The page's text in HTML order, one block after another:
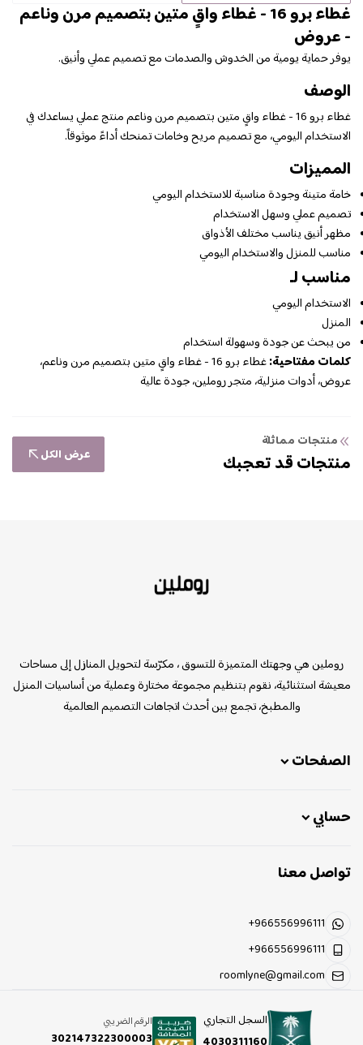
غطاء برو 16 - غطاء واقٍ متين بتصميم مرن وناعم
- عروض
يوفر حماية يومية من الخدوش والصدمات مع تصميم عملي وأنيق.
الوصف
غطاء برو 16 - غطاء واقٍ متين بتصميم مرن وناعم منتج عملي يساعدك في
الاستخدام اليومي، مع تصميم مريح وخامات تمنحك أداءً موثوقاً.
المميزات
خامة متينة وجودة مناسبة للاستخدام اليومي
تصميم عملي وسهل الاستخدام
مظهر أنيق يناسب مختلف الأذواق
مناسب للمنزل والاستخدام اليومي
مناسب لـ
الاستخدام اليومي
المنزل
من يبحث عن جودة وسهولة استخدام
كلمات مفتاحية:
غطاء برو 16 - غطاء واقٍ متين بتصميم مرن وناعم،
عروض، أدوات منزلية، متجر روملين، جودة عالية
منتجات مماثلة
منتجات قد تعجبك عرض الكل
روملين هي وجهتك المتميزة للتسوق ، مكرّسة لتحويل المنازل إلى مساحات
معيشة استثنائية، نقوم بتنظيم مجموعة مختارة وعملية من أساسيات المنزل
والمطبخ، تجمع بين أحدث اتجاهات التصميم العالمية
الصفحات
حسابي
تواصل معنا
+966556996111
+966556996111
roomlyne@gmail.com
السجل التجاري
الرقم الضريبي
302147322300003